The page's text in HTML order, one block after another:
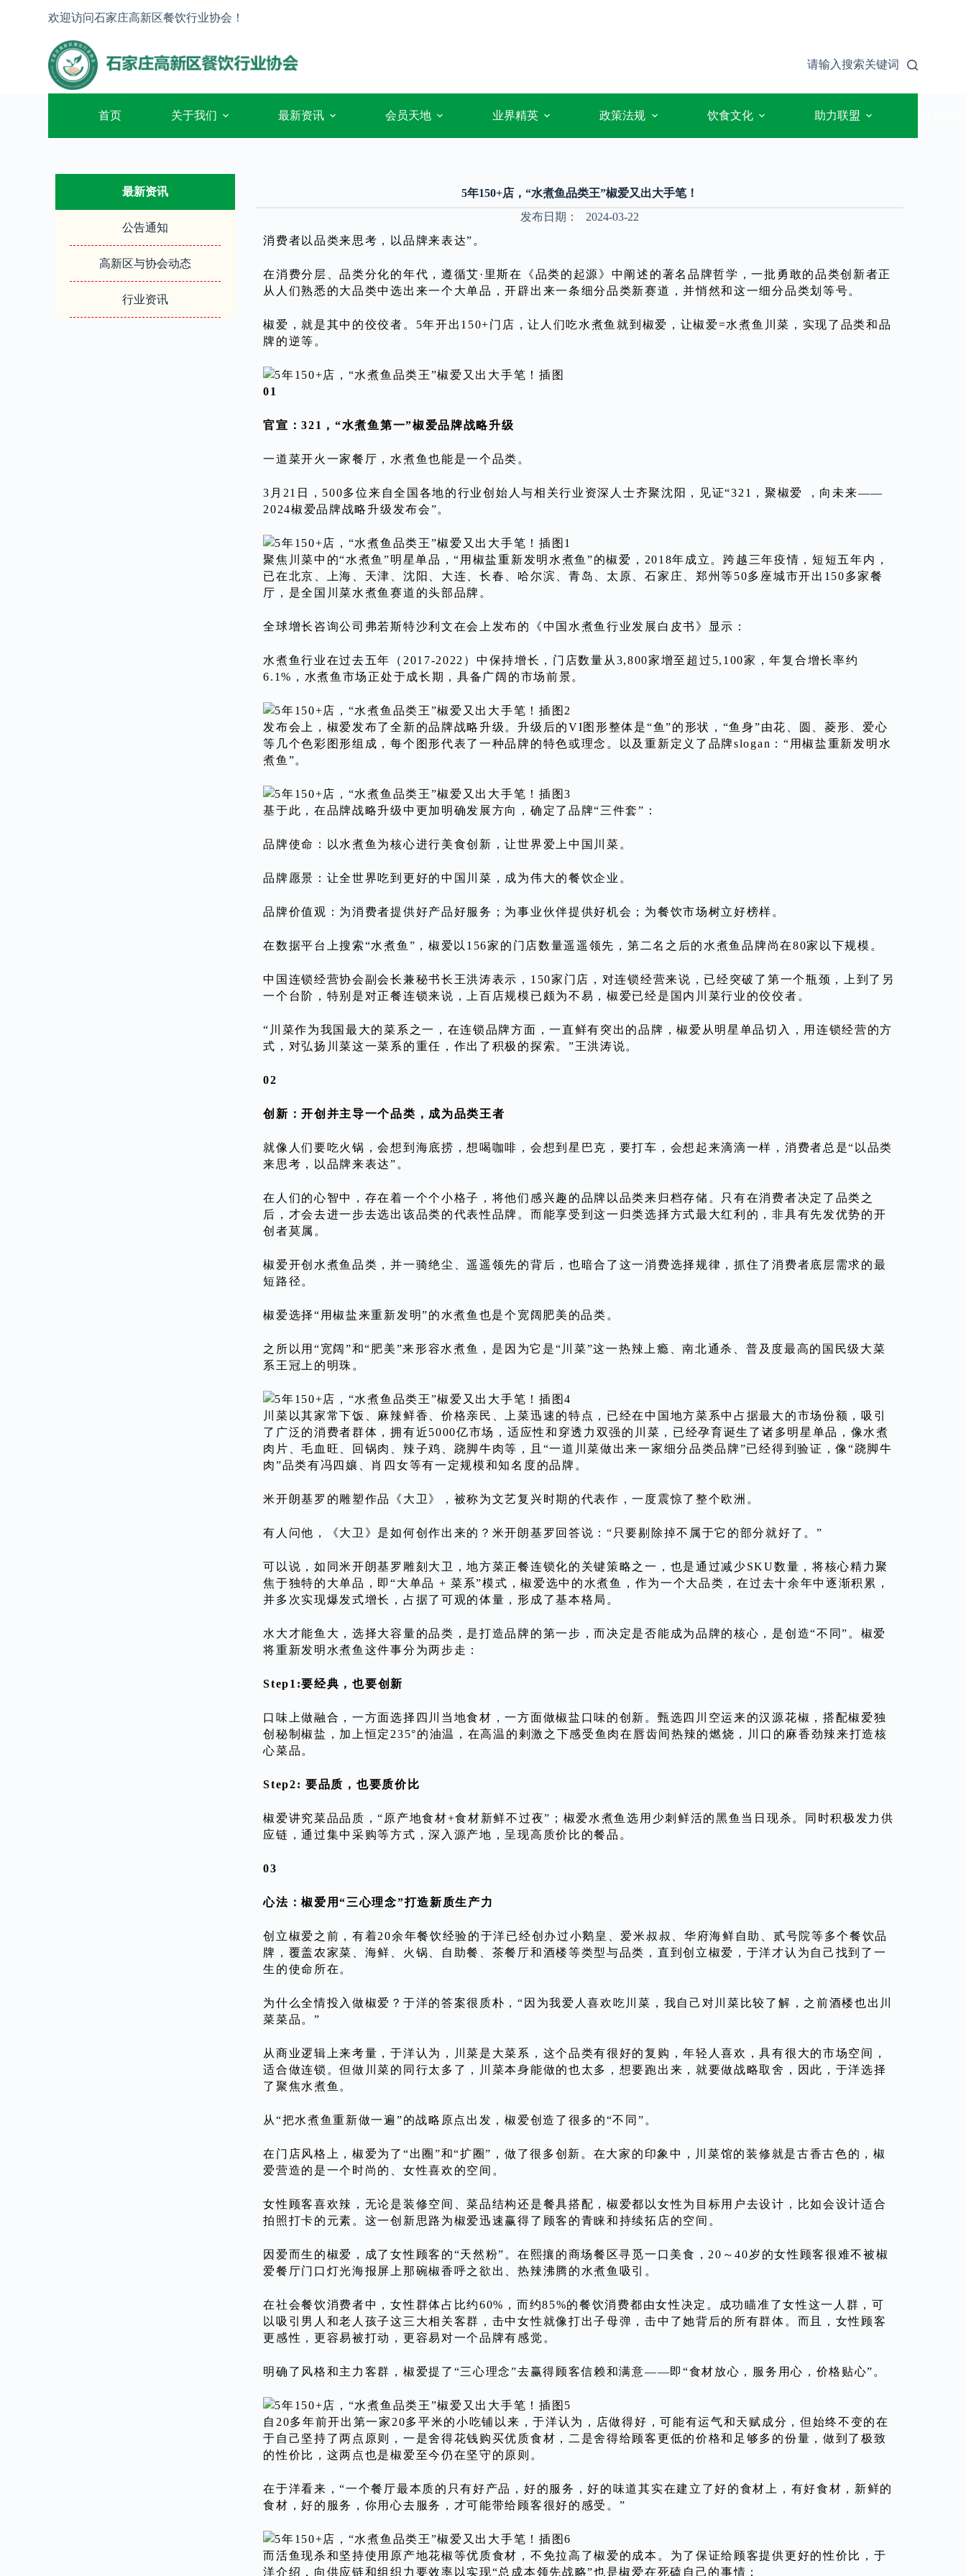
欢迎访问石家庄高新区餐饮行业协会！
请输入搜索关键词
首页 关于我们 最新资讯 会员天地 业界精英 政策法规 饮食文化 助力联盟
最新资讯
公告通知
高新区与协会动态
行业资讯
5年150+店，“水煮鱼品类王”椒爱又出大手笔！
发布日期：
2024-03-22
消费者以品类来思考，以品牌来表达”。
在消费分层、品类分化的年代，遵循艾·里斯在《品类的起源》中阐述的著名品牌哲学，一批勇敢的品类创新者正
从人们熟悉的大品类中选出来一个大单品，开辟出来一条细分品类新赛道，并悄然和这一细分品类划等号。
椒爱，就是其中的佼佼者。5年开出150+门店，让人们吃水煮鱼就到椒爱，让椒爱=水煮鱼川菜，实现了品类和品
牌的逆等。
01
官宣：321，“水煮鱼第一”椒爱品牌战略升级
一道菜开火一家餐厅，水煮鱼也能是一个品类。
3月21日，500多位来自全国各地的行业创始人与相关行业资深人士齐聚沈阳，见证“321，聚椒爱 ，向未来——
2024椒爱品牌战略升级发布会”。
聚焦川菜中的“水煮鱼”明星单品，“用椒盐重新发明水煮鱼”的椒爱，2018年成立。跨越三年疫情，短短五年内，
已在北京、上海、天津、沈阳、大连、长春、哈尔滨、青岛、太原、石家庄、郑州等50多座城市开出150多家餐
厅，是全国川菜水煮鱼赛道的头部品牌。
全球增长咨询公司弗若斯特沙利文在会上发布的《中国水煮鱼行业发展白皮书》显示：
水煮鱼行业在过去五年（2017-2022）中保持增长，门店数量从3,800家增至超过5,100家，年复合增长率约
6.1%，水煮鱼市场正处于成长期，具备广阔的市场前景。
发布会上，椒爱发布了全新的品牌战略升级。升级后的VI图形整体是“鱼”的形状，“鱼身”由花、圆、菱形、爱心
等几个色彩图形组成，每个图形代表了一种品牌的特色或理念。以及重新定义了品牌slogan：“用椒盐重新发明水
煮鱼”。
基于此，在品牌战略升级中更加明确发展方向，确定了品牌“三件套”：
品牌使命：以水煮鱼为核心进行美食创新，让世界爱上中国川菜。
品牌愿景：让全世界吃到更好的中国川菜，成为伟大的餐饮企业。
品牌价值观：为消费者提供好产品好服务；为事业伙伴提供好机会；为餐饮市场树立好榜样。
在数据平台上搜索“水煮鱼”，椒爱以156家的门店数量遥遥领先，第二名之后的水煮鱼品牌尚在80家以下规模。
中国连锁经营协会副会长兼秘书长王洪涛表示，150家门店，对连锁经营来说，已经突破了第一个瓶颈，上到了另
一个台阶，特别是对正餐连锁来说，上百店规模已颇为不易，椒爱已经是国内川菜行业的佼佼者。
“川菜作为我国最大的菜系之一，在连锁品牌方面，一直鲜有突出的品牌，椒爱从明星单品切入，用连锁经营的方
式，对弘扬川菜这一菜系的重任，作出了积极的探索。”王洪涛说。
02
创新：开创并主导一个品类，成为品类王者
就像人们要吃火锅，会想到海底捞，想喝咖啡，会想到星巴克，要打车，会想起来滴滴一样，消费者总是“以品类
来思考，以品牌来表达”。
在人们的心智中，存在着一个个小格子，将他们感兴趣的品牌以品类来归档存储。只有在消费者决定了品类之
后，才会去进一步去选出该品类的代表性品牌。而能享受到这一归类选择方式最大红利的，非具有先发优势的开
创者莫属。
椒爱开创水煮鱼品类，并一骑绝尘、遥遥领先的背后，也暗合了这一消费选择规律，抓住了消费者底层需求的最
短路径。
椒爱选择“用椒盐来重新发明”的水煮鱼也是个宽阔肥美的品类。
之所以用“宽阔”和“肥美”来形容水煮鱼，是因为它是“川菜”这一热辣上瘾、南北通杀、普及度最高的国民级大菜
系王冠上的明珠。
川菜以其家常下饭、麻辣鲜香、价格亲民、上菜迅速的特点，已经在中国地方菜系中占据最大的市场份额，吸引
了广泛的消费者群体，拥有近5000亿市场，适应性和穿透力双强的川菜，已经孕育诞生了诸多明星单品，像水煮
肉片、毛血旺、回锅肉、辣子鸡、跷脚牛肉等，且“一道川菜做出来一家细分品类品牌”已经得到验证，像“跷脚牛
肉”品类有冯四孃、肖四女等有一定规模和知名度的品牌。
米开朗基罗的雕塑作品《大卫》，被称为文艺复兴时期的代表作，一度震惊了整个欧洲。
有人问他，《大卫》是如何创作出来的？米开朗基罗回答说：“只要剔除掉不属于它的部分就好了。”
可以说，如同米开朗基罗雕刻大卫，地方菜正餐连锁化的关键策略之一，也是通过减少SKU数量，将核心精力聚
焦于独特的大单品，即“大单品 + 菜系”模式，椒爱选中的水煮鱼，作为一个大品类，在过去十余年中逐渐积累，
并多次实现爆发式增长，占据了可观的体量，形成了基本格局。
水大才能鱼大，选择大容量的品类，是打造品牌的第一步，而决定是否能成为品牌的核心，是创造“不同”。椒爱
将重新发明水煮鱼这件事分为两步走：
Step1:要经典，也要创新
口味上做融合，一方面选择四川当地食材，一方面做椒盐口味的创新。甄选四川空运来的汉源花椒，搭配椒爱独
创秘制椒盐，加上恒定235°的油温，在高温的剌激之下感受鱼肉在唇齿间热辣的燃烧，川口的麻香劲辣来打造核
心菜品。
Step2: 要品质，也要质价比
椒爱讲究菜品品质，“原产地食材+食材新鲜不过夜”；椒爱水煮鱼选用少刺鲜活的黑鱼当日现杀。同时积极发力供
应链，通过集中采购等方式，深入源产地，呈现高质价比的餐品。
03
心法：椒爱用“三心理念”打造新质生产力
创立椒爱之前，有着20余年餐饮经验的于洋已经创办过小鹅皇、爱米叔叔、华府海鲜自助、贰号院等多个餐饮品
牌，覆盖农家菜、海鲜、火锅、自助餐、茶餐厅和酒楼等类型与品类，直到创立椒爱，于洋才认为自己找到了一
生的使命所在。
为什么全情投入做椒爱？于洋的答案很质朴，“因为我爱人喜欢吃川菜，我自己对川菜比较了解，之前酒楼也出川
菜菜品。”
从商业逻辑上来考量，于洋认为，川菜是大菜系，这个品类有很好的复购，年轻人喜欢，具有很大的市场空间，
适合做连锁。但做川菜的同行太多了，川菜本身能做的也太多，想要跑出来，就要做战略取舍，因此，于洋选择
了聚焦水煮鱼。
从“把水煮鱼重新做一遍”的战略原点出发，椒爱创造了很多的“不同”。
在门店风格上，椒爱为了“出圈”和“扩圈”，做了很多创新。在大家的印象中，川菜馆的装修就是古香古色的，椒
爱营造的是一个时尚的、女性喜欢的空间。
女性顾客喜欢辣，无论是装修空间、菜品结构还是餐具搭配，椒爱都以女性为目标用户去设计，比如会设计适合
拍照打卡的元素。这一创新思路为椒爱迅速赢得了顾客的青睐和持续拓店的空间。
因爱而生的椒爱，成了女性顾客的“天然粉”。在熙攘的商场餐区寻觅一口美食，20～40岁的女性顾客很难不被椒
爱餐厅门口灯光海报屏上那碗椒香呼之欲出、热辣沸腾的水煮鱼吸引。
在社会餐饮消费者中，女性群体占比约60%，而约85%的餐饮消费都由女性决定。成功瞄准了女性这一人群，可
以吸引男人和老人孩子这三大相关客群，击中女性就像打出子母弹，击中了她背后的所有群体。而且，女性顾客
更感性，更容易被打动，更容易对一个品牌有感觉。
明确了风格和主力客群，椒爱提了“三心理念”去赢得顾客信赖和满意——即“食材放心，服务用心，价格贴心”。
自20多年前开出第一家20多平米的小吃铺以来，于洋认为，店做得好，可能有运气和天赋成分，但始终不变的在
于自己坚持了两点原则，一是舍得花钱购买优质食材，二是舍得给顾客更低的价格和足够多的份量，做到了极致
的性价比，这两点也是椒爱至今仍在坚守的原则。
在于洋看来，“一个餐厅最本质的只有好产品，好的服务，好的味道其实在建立了好的食材上，有好食材，新鲜的
食材，好的服务，你用心去服务，才可能带给顾客很好的感受。”
而活鱼现杀和坚持使用原产地花椒等优质食材，不免拉高了椒爱的成本。为了保证给顾客提供更好的性价比，于
洋介绍，向供应链和组织力要效率以实现“总成本领先战略”也是椒爱在死磕自己的事情：